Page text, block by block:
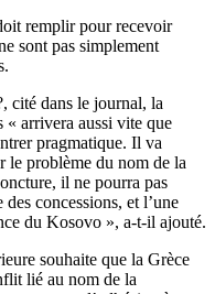
remplir pour recevoir
sont pas simplement
cité dans le journal, la
« arrivera aussi vite que
pragmatique. Il va
le problème du nom de la
il ne pourra pas
concessions, et l’une
du Kosovo », a-t-il ajouté.
souhaite que la Grèce
lié au nom de la